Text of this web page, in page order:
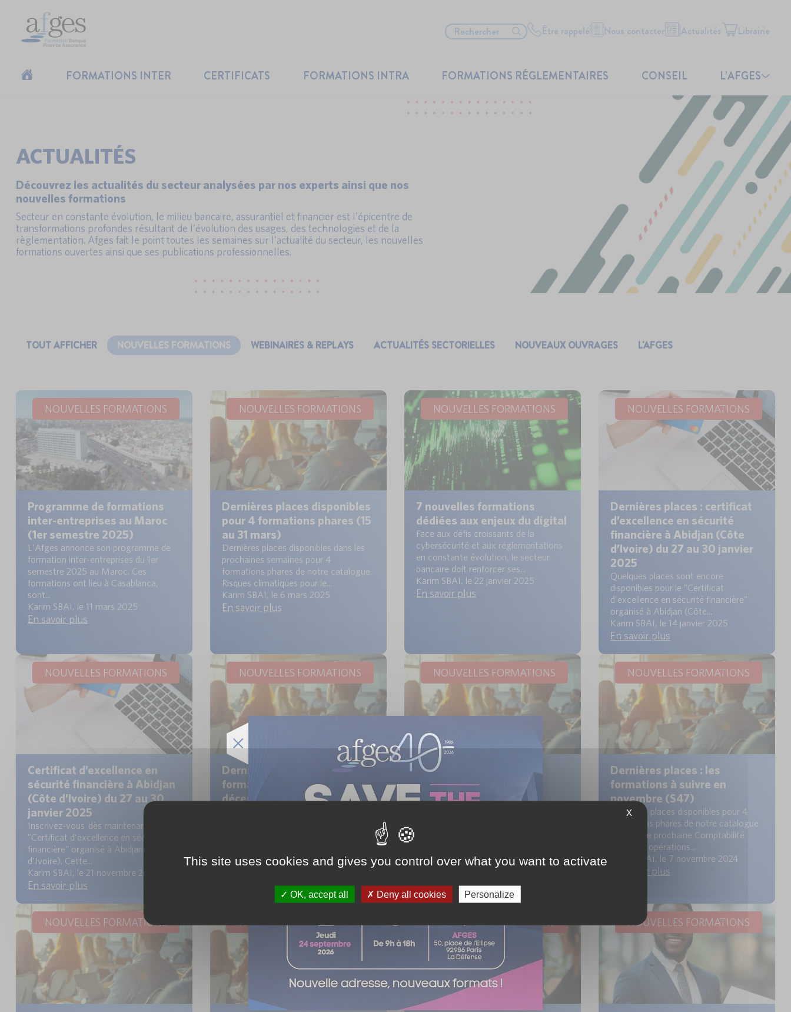
Être rappelé Nous contacter Actualités Librairie
FORMATIONS INTER CERTIFICATS FORMATIONS INTRA FORMATIONS RÉGLEMENTAIRES CONSEIL L’AFGES
ACTUALITÉS
Découvrez les actualités du secteur analysées par nos experts ainsi que nos
nouvelles formations
Secteur en constante évolution, le milieu bancaire, assurantiel et financier est l'épicentre de
transformations profondes résultant de l’évolution des usages, des technologies et de la
règlementation. Afges fait le point toutes les semaines sur l’actualité du secteur, les nouvelles
formations ouvertes ainsi que ses publications professionnelles.
TOUT AFFICHER NOUVELLES FORMATIONS WEBINAIRES & REPLAYS ACTUALITÉS SECTORIELLES NOUVEAUX OUVRAGES L'AFGES
NOUVELLES FORMATIONS
Programme de formations
inter-entreprises au Maroc
(1er semestre 2025)
L'Afges annonce son programme de
formation inter-entreprises du 1er
semestre 2025 au Maroc. Ces
formations ont lieu à Casablanca,
sont...
Karim SBAI, le 11 mars 2025
En savoir plus
NOUVELLES FORMATIONS
Dernières places disponibles
pour 4 formations phares (15
au 31 mars)
Dernières places disponibles dans les
prochaines semaines pour 4
formations phares de notre catalogue.
Risques climatiques pour le...
Karim SBAI, le 6 mars 2025
En savoir plus
NOUVELLES FORMATIONS
7 nouvelles formations
dédiées aux enjeux du digital
Face aux défis croissants de la
cybersécurité et aux réglementations
en constante évolution, le secteur
bancaire doit renforcer ses...
Karim SBAI, le 22 janvier 2025
En savoir plus
NOUVELLES FORMATIONS
Dernières places : certificat
d’excellence en sécurité
financière à Abidjan (Côte
d’Ivoire) du 27 au 30 janvier
2025
Quelques places sont encore
disponibles pour le "Certificat
d'excellence en sécurité financière"
organisé à Abidjan (Côte...
Karim SBAI, le 14 janvier 2025
En savoir plus
NOUVELLES FORMATIONS
Certificat d’excellence en
sécurité financière à Abidjan
(Côte d’Ivoire) du 27 au 30
janvier 2025
Inscrivez-vous dès maintenant au
"Certificat d'excellence en sécurité
financière" organisé à Abidjan (Côte
d'Ivoire). Cette...
Karim SBAI, le 21 novembre 2024
En savoir plus
NOUVELLES FORMATIONS
Dernières places : les
formations à suivre en
décembre (S50)
Karim SBAI, le 20 novembre 2024
NOUVELLES FORMATIONS
Dernières places : les
formations à suivre en
décembre (S49)
Karim SBAI, le 19 novembre 2024
NOUVELLES FORMATIONS
Dernières places : les
formations à suivre en
novembre (S47)
Dernières places disponibles pour 4
formations phares de notre catalogue
la semaine prochaine Comptabilité
bancaire : opérations...
Karim SBAI, le 7 novembre 2024
En savoir plus
NOUVELLES FORMATIONS NOUVELLES FORMATIONS NOUVELLES FORMATIONS NOUVELLES FORMATIONS
X
This site uses cookies and gives you control over what you want to activate
OK, accept all Deny all cookies Personalize